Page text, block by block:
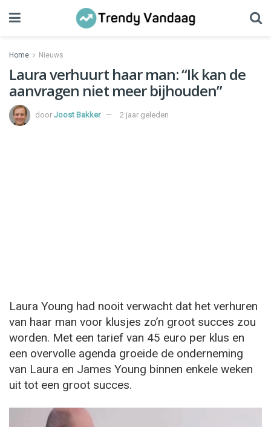
Home Nieuws
Laura verhuurt haar man: “Ik kan de
aanvragen niet meer bijhouden”
door Joost Bakker 2 jaar geleden
Laura Young had nooit verwacht dat het verhuren
van haar man voor klusjes zo’n groot succes zou
worden. Met een tarief van 45 euro per klus en
een overvolle agenda groeide de onderneming
van Laura en James Young binnen enkele weken
uit tot een groot succes.